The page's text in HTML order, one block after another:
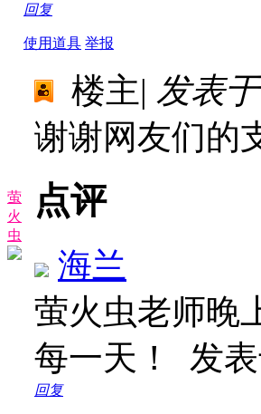
回复
使用道具 举报
萤
火
虫
楼主| 发表
谢谢网友们的
点评
海兰
萤火虫老师晚
每一天！ 发
回复